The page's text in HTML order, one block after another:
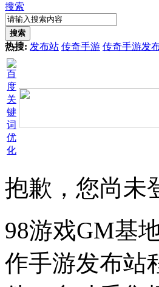
搜索
搜索
热搜: 发布站 传奇手游 传奇手游发
抱歉，您尚未
98游戏GM基
作手游发布站